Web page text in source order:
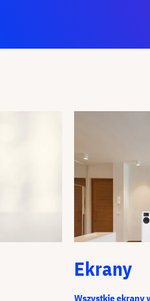
Ekrany
Wszystkie ekrany